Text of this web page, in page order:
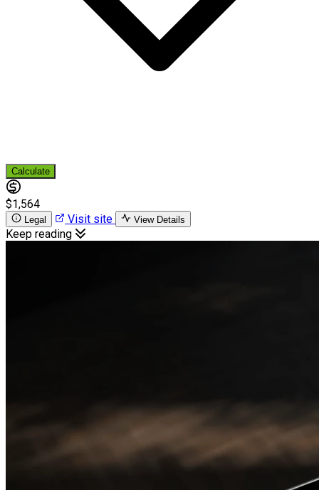
Calculate
$1,564
Legal Visit site View Details
Keep reading